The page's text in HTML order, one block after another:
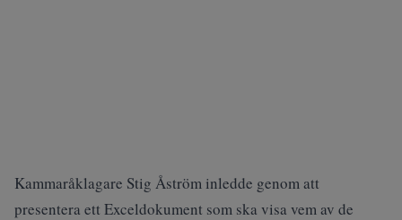
Kammaråklagare Stig Åström inledde genom att
presentera ett Exceldokument som ska visa vem av de